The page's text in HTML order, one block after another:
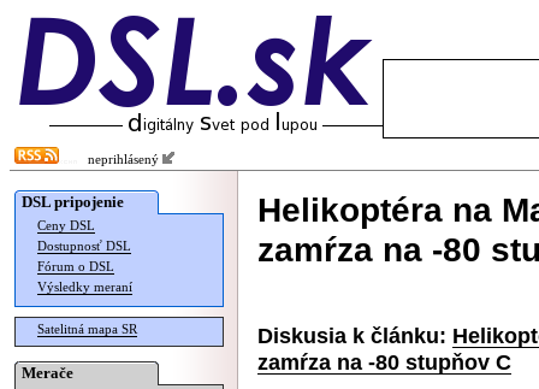
neprihlásený
DSL pripojenie
Ceny DSL
Dostupnosť DSL
Fórum o DSL
Výsledky meraní
Satelitná mapa SR
Merače
Helikoptéra na
zamŕza na -80
Diskusia k článku:
zamŕza na -80 stupňov C